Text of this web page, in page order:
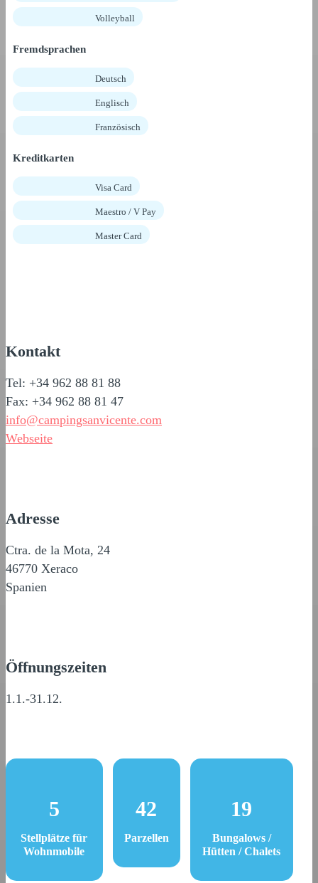
Volleyball
Fremdsprachen
Deutsch
Englisch
Französisch
Kreditkarten
Visa Card
Maestro / V Pay
Master Card
Kontakt
Tel: +34 962 88 81 88
Fax: +34 962 88 81 47
info@campingsanvicente.com
Webseite
Adresse
Ctra. de la Mota, 24
46770 Xeraco
Spanien
Öffnungszeiten
1.1.-31.12.
5
Stellplätze für
Wohnmobile
42
Parzellen
19
Bungalows /
Hütten / Chalets